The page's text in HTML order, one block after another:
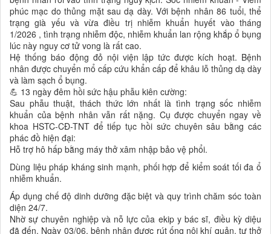
phúc mạc do thủng mặt sau dạ dày. Với bệnh nhân 86 tuổi, thể
trạng già yếu và vừa điều trị nhiễm khuẩn huyết vào tháng
1/2026 , tình trạng nhiễm độc, nhiễm khuẩn lan rộng khắp ổ bụng
lúc này nguy cơ tử vong là rất cao.
Hệ thống báo động đỏ nội viện lập tức được kích hoạt. Bệnh
nhân được chuyển mổ cấp cứu khẩn cấp để khâu lỗ thủng dạ dày
và làm sạch ổ bụng.
💪 13 ngày đêm hồi sức hậu phẫu kiên cường:
Sau phẫu thuật, thách thức lớn nhất là tình trạng sốc nhiễm
khuẩn của bệnh nhân vẫn rất nặng. Cụ được chuyển ngay về
khoa HSTC-CĐ-TNT để tiếp tục hồi sức chuyên sâu bằng các
phác đồ hiện đại:
Hỗ trợ hô hấp bằng máy thở xâm nhập bảo vệ phổi.
Dùng liệu pháp kháng sinh mạnh, phối hợp để kiểm soát tối đa ổ
nhiễm khuẩn.
Áp dụng chế độ dinh dưỡng đặc biệt và quy trình chăm sóc toàn
diện 24/7.
Nhờ sự chuyên nghiệp và nỗ lực của ekip y bác sĩ, điều kỳ diệu
đã đến. Ngày 03/06, bệnh nhân được rút ống nội khí quản, tự thở